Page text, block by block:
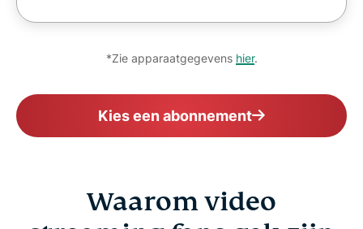
*Zie apparaatgegevens hier.
Kies een abonnement
Waarom video